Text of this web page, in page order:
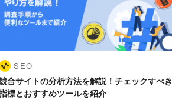
SEO
合サイトの分析方法を解説！チェックすべき
標とおすすめツールを紹介